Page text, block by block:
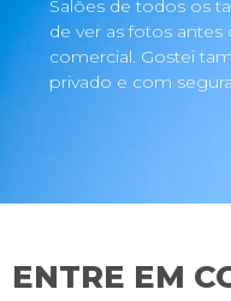
Salões de todos os
de ver as fotos
comercial. Gostei
privado e com
ENTRE EM